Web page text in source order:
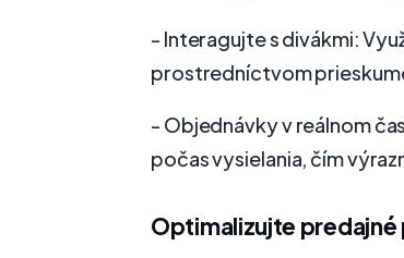
- Interagujte s divákmi:
prostredníctvom
- Objednávky v reálnom
počas vysielania, čím
Optimalizujte